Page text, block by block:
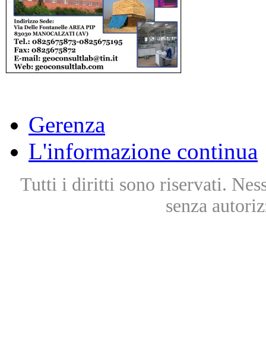
Gerenza
L'informazione continua
Tutti i diritti sono riservati.
senza